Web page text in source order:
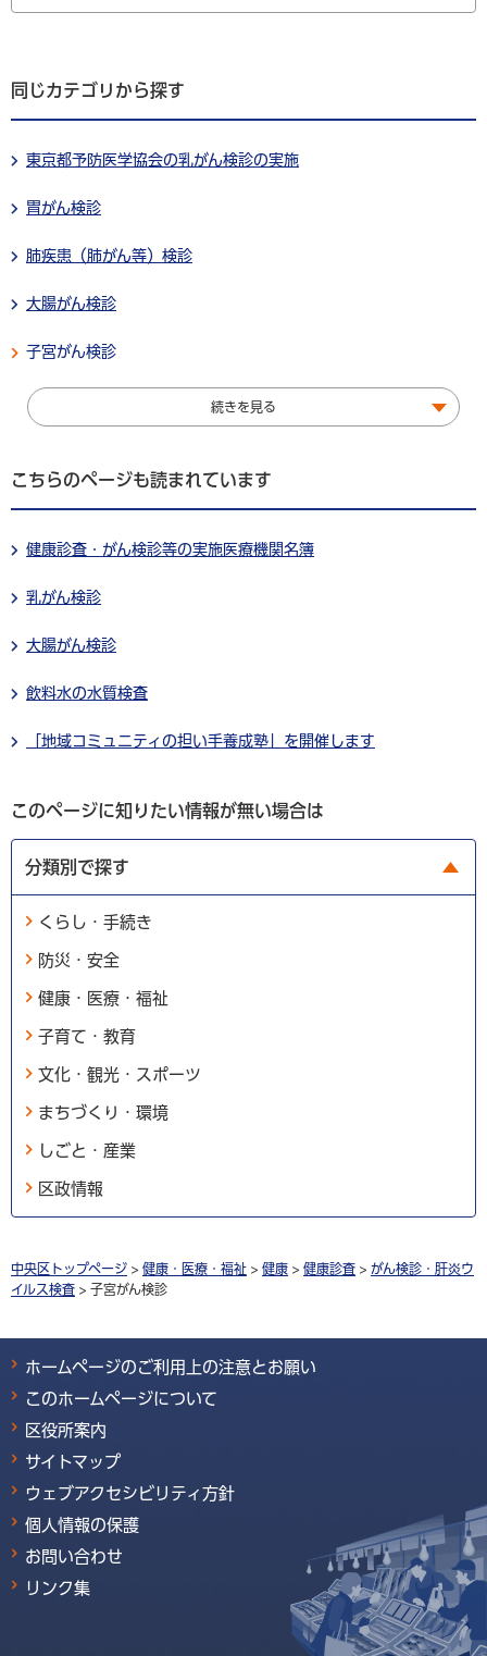
同じカテゴリから探す
東京都予防医学協会の乳がん検診の実施
胃がん検診
肺疾患（肺がん等）検診
大腸がん検診
子宮がん検診
続きを見る
こちらのページも読まれています
健康診査・がん検診等の実施医療機関名簿
乳がん検診
大腸がん検診
飲料水の水質検査
「地域コミュニティの担い手養成塾」を開催します
このページに知りたい情報が無い場合は
分類別で探す
くらし・手続き
防災・安全
健康・医療・福祉
子育て・教育
文化・観光・スポーツ
まちづくり・環境
しごと・産業
区政情報
中央区トップページ > 健康・医療・福祉 > 健康 > 健康診査 > がん検診・肝炎ウ
イルス検査 > 子宮がん検診
ホームページのご利用上の注意とお願い
このホームページについて
区役所案内
サイトマップ
ウェブアクセシビリティ方針
個人情報の保護
お問い合わせ
リンク集